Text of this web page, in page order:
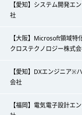
【愛知】システム開発エ
社
【大阪】Microsoft領域
クロステクノロジー株式
【愛知】DXエンジニア※
会社
【福岡】電気電子設計エ